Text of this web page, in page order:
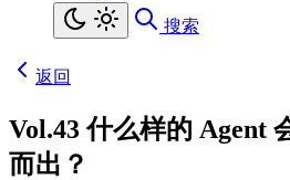
搜索
返回
Vol.43 什么样的 Agent
而出？